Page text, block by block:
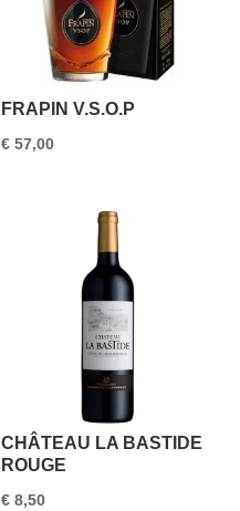
FRAPIN V.S.O.P
€ 57,00
CHÂTEAU LA BASTIDE
ROUGE
€ 8,50